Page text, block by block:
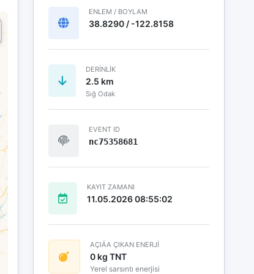
ENLEM / BOYLAM
38.8290 / -122.8158
DERINLIK
2.5 km
Sığ Odak
EVENT ID
nc75358681
KAYIT ZAMANI
11.05.2026 08:55:02
AÇIÄA ÇIKAN ENERJİ
0 kg TNT
Yerel sarsıntı enerjisi